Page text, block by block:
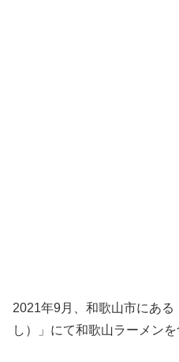
2021年9月、和歌山市にある
し）」にて和歌山ラーメンを